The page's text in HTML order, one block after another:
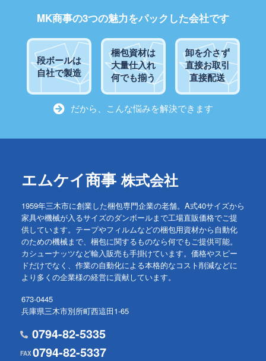
MK商事の3つの魅力をパックした会社です
段ボールは
自社で製造
梱包資材は
大量仕入れ
何でも揃う
卸を介さず
直接お取引
直接配送
だから、こんな悩みを解決できます
エムケイ商事 株式会社
1959年三木市に創業した梱包専門企業の老舗。A式40サイズから
家具や機械が入るサイズのダンボールまで工場直販価格でご提
供しています。テープやフィルムなどの梱包用資材から自動化
のための機械まで、梱包に関するものなら何でもご提供可能。
カシューナッツなど輸入販売も手掛けています。価格やスピー
ドだけでなく、作業の自動化による本格的なコスト削減などに
より多くの企業様の経営に貢献しています。
673-0445
兵庫県三木市別所町西這田1-65
0794-82-5335
0794-82-5337